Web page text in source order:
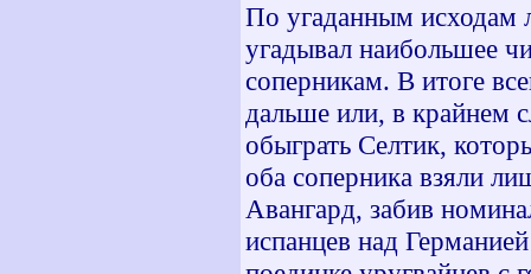
По угаданным исходам
угадывал наибольшее
соперникам. В итоге
дальше или, в крайнем
обыграть Селтик,
оба соперника взяли
Авангард, забив
испанцев над